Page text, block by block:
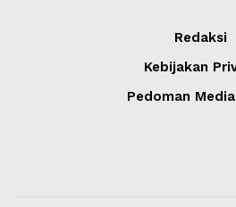
Redaksi
Kebijakan
Pedoman